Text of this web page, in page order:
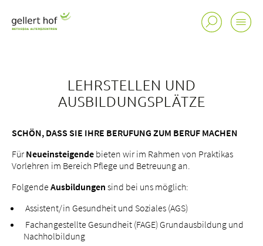
LEHRSTELLEN UND
AUSBILDUNGSPLÄTZE
SCHÖN, DASS SIE IHRE BERUFUNG ZUM BERUF MACHEN
Für Neueinsteigende bieten wir im Rahmen von Praktikas
Vorlehren im Bereich Pflege und Betreuung an.
FolgendeAusbildungen sind bei uns möglich:
Assistent/in Gesundheit und Soziales (AGS)
Fachangestellte Gesundheit (FAGE) Grundausbildung und
Nachholbildung